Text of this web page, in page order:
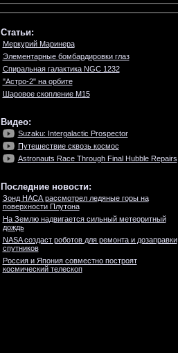
Статьи:
Меркурий Маринера
Элементарные бомбардировки глаз
Спиральная галактика NGC 1232
"Астро-2" на орбите
Шаровое скопление M15
Видео:
Suzaku: Intergalactic Prospector
Путешествие сквозь космос
Astronauts Race Through Final Hubble Repairs
Последние новости:
Зонд НАСА рассмотрел ледяные горы на
поверхности Плутона
На Землю надвигается сильный метеоритный
дождь
NASA создаст роботов для ремонта и дозаправки
спутников
Россия и Япония совместно построят
космический телескоп